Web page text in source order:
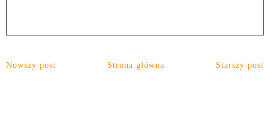
Nowszy post Starszy post
Strona główna